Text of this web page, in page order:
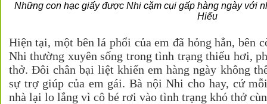
Những con hạc giấy được Nhi cặm cụi gấp hàng ngày với
Hiếu
Hiện tại, một bên lá phổi của em đã hỏng hẳn, bên
Nhi thường xuyên sống trong tình trạng thiếu hơi,
thở. Đôi chân bại liệt khiến em hàng ngày không
sự trợ giúp của em gái. Bà nội Nhi cho hay, cứ
nhà lại lo lắng vì cô bé rơi vào tình trạng khó thở